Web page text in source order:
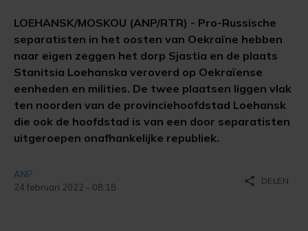
LOEHANSK/MOSKOU (ANP/RTR) - Pro-Russische
separatisten in het oosten van Oekraïne hebben
naar eigen zeggen het dorp Sjastia en de plaats
Stanitsia Loehanska veroverd op Oekraïense
eenheden en milities. De twee plaatsen liggen vlak
ten noorden van de provinciehoofdstad Loehansk
die ook de hoofdstad is van een door separatisten
uitgeroepen onafhankelijke republiek.
ANP
24 februari 2022 - 08:18
share DELEN